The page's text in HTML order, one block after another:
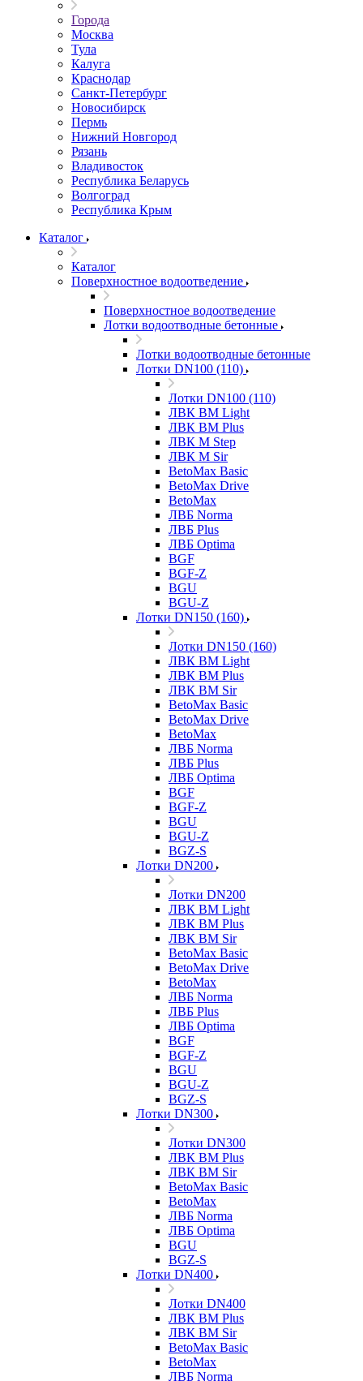
Города
Москва
Тула
Калуга
Краснодар
Санкт-Петербург
Новосибирск
Пермь
Нижний Новгород
Рязань
Владивосток
Республика Беларусь
Волгоград
Республика Крым
Каталог
Каталог
Поверхностное водоотведение
Поверхностное водоотведение
Лотки водоотводные бетонные
Лотки водоотводные бетонные
Лотки DN100 (110)
Лотки DN100 (110)
ЛВК ВМ Light
ЛВК ВМ Plus
ЛВК М Step
ЛВК М Sir
BetoMax Basic
BetoMax Drive
BetoMax
ЛВБ Norma
ЛВБ Plus
ЛВБ Optima
BGF
BGF-Z
BGU
BGU-Z
Лотки DN150 (160)
Лотки DN150 (160)
ЛВК ВМ Light
ЛВК ВМ Plus
ЛВК ВМ Sir
BetoMax Basic
BetoMax Drive
BetoMax
ЛВБ Norma
ЛВБ Plus
ЛВБ Optima
BGF
BGF-Z
BGU
BGU-Z
BGZ-S
Лотки DN200
Лотки DN200
ЛВК ВМ Light
ЛВК ВМ Plus
ЛВК ВМ Sir
BetoMax Basic
BetoMax Drive
BetoMax
ЛВБ Norma
ЛВБ Plus
ЛВБ Optima
BGF
BGF-Z
BGU
BGU-Z
BGZ-S
Лотки DN300
Лотки DN300
ЛВК ВМ Plus
ЛВК ВМ Sir
BetoMax Basic
BetoMax
ЛВБ Norma
ЛВБ Optima
BGU
BGZ-S
Лотки DN400
Лотки DN400
ЛВК ВМ Plus
ЛВК ВМ Sir
BetoMax Basic
BetoMax
ЛВБ Norma